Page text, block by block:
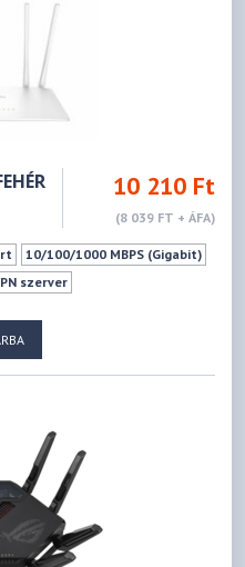
10 210 Ft
(8 039 FT + ÁFA)
10/100/1000 MBPS (Gigabit)
szerver